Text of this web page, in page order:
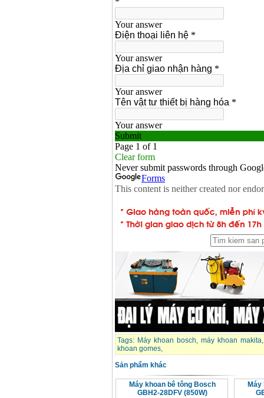
Tags: Máy khoan bosch, máy khoan makita
khoan gomes,
Sản phẩm khác
Máy khoan bê tông Bosch
GBH2-28DFV (850W)